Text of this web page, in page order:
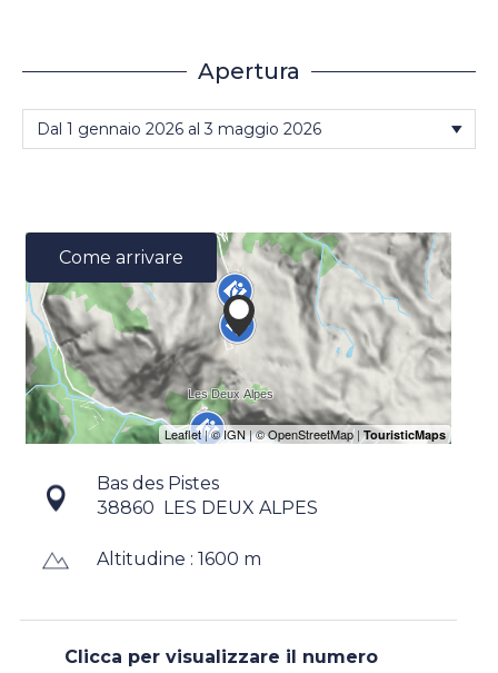
Apertura
Come arrivare
Bas des Pistes
38860
LES DEUX ALPES
Altitudine : 1600 m
Clicca per visualizzare il numero